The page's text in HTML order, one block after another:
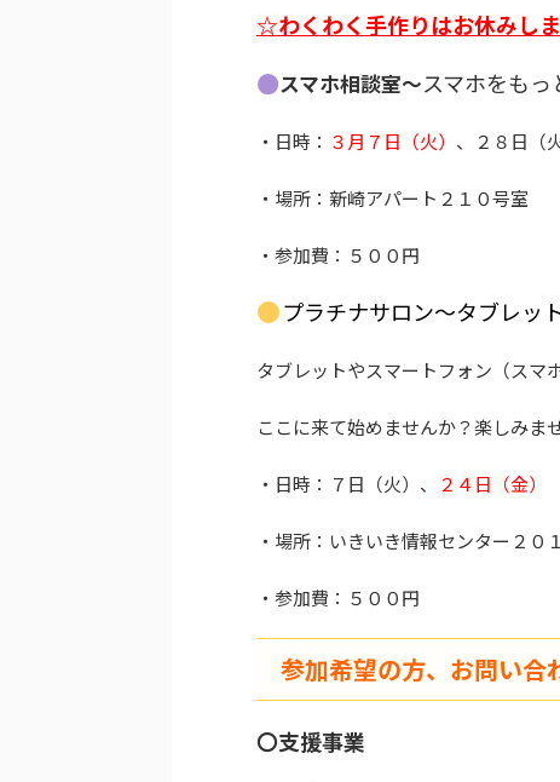
☆わくわく手作りはお休みし
スマホ相談室～スマホをも
・日時： ３月７日（火） 、２８日（
・場所：新崎アパート２１０号室
・参加費：５００円
プラチナサロン～タブレッ
タブレットやスマートフォン（スマ
ここに来て始めませんか？楽しみま
・日時：７日（火）、 ２４日（金）
・場所：いきいき情報センター２０
・参加費：５００円
参加希望の方、お問い合
〇支援事業